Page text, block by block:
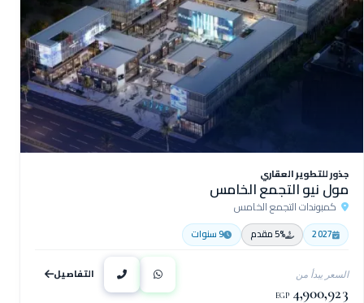
جذور للتطوير العقاري
مول نيو التجمع الخامس
كمبوندات التجمع الخامس
2027 5% مقدم 9 سنوات
السعر يبدأ من
4,900,923
EGP
التفاصيل